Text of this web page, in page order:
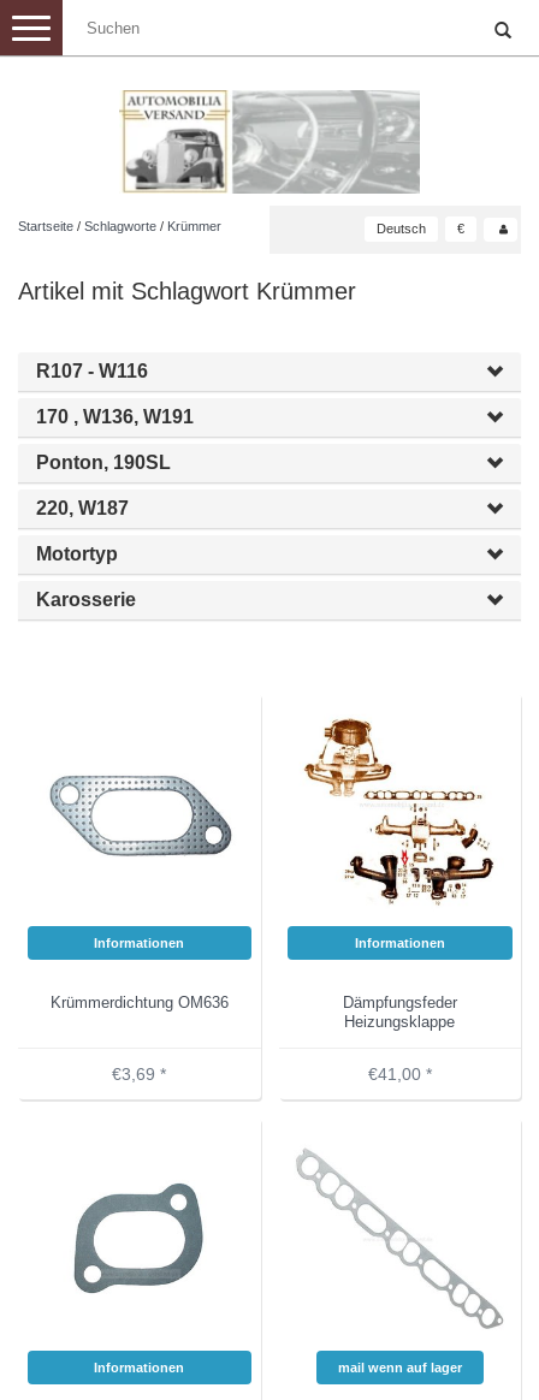
Toggle
navigation
Startseite / Schlagworte / Krümmer Deutsch €
Artikel mit Schlagwort Krümmer
R107 - W116
170 , W136, W191
Ponton, 190SL
220, W187
Motortyp
Karosserie
Informationen
Krümmerdichtung OM636
€3,69 *
Informationen
Dämpfungsfeder
Heizungsklappe
€41,00 *
Informationen mail wenn auf lager